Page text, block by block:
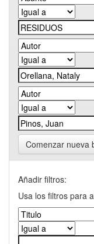
Comenzar nueva
Añadir filtros:
Usa los filtros para